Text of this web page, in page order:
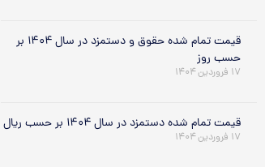
قیمت تمام شده حقوق و دستمزد در سال ۱۴۰۴ بر
حسب روز
۱۷ فروردین ۱۴۰۴
قیمت تمام شده دستمزد در سال ۱۴۰۴ بر حسب ریال
۱۷ فروردین ۱۴۰۴